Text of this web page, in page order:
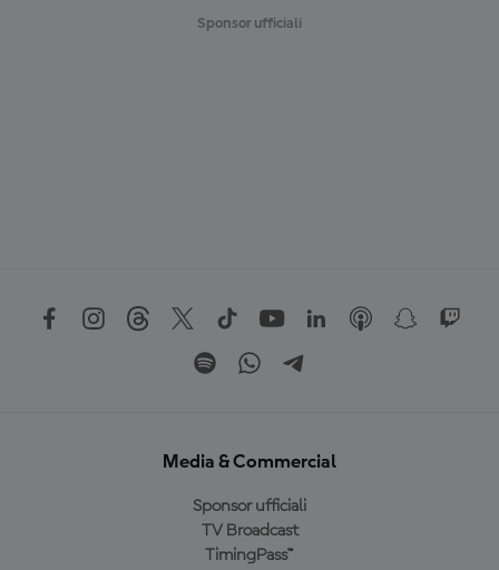
Sponsor ufficiali
Media & Commercial
Sponsor ufficiali
TV Broadcast
TimingPass™